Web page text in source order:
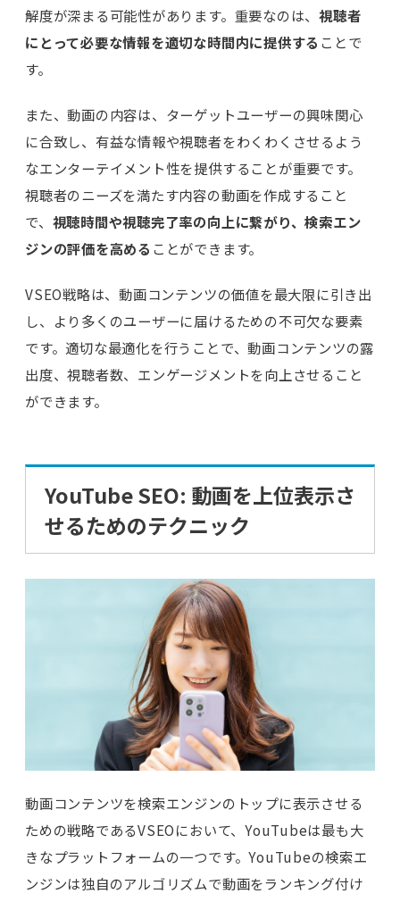
解度が深まる可能性があります。重要なのは、視聴者
にとって必要な情報を適切な時間内に提供する ことで
す。
また、動画の内容は、ターゲットユーザーの興味関心
に合致し、有益な情報や視聴者をわくわくさせるよう
なエンターテイメント性を提供することが重要です。
視聴者のニーズを満たす内容の動画を作成すること
で、 視聴時間や視聴完了率の向上に繋がり、検索エン
ジンの評価を高める ことができます。
VSEO戦略は、動画コンテンツの価値を最大限に引き出
し、より多くのユーザーに届けるための不可欠な要素
です。適切な最適化を行うことで、動画コンテンツの露
出度、視聴者数、エンゲージメントを向上させること
ができます。
YouTube SEO: 動画を上位表示さ
せるためのテクニック
動画コンテンツを検索エンジンのトップに表示させる
ための戦略であるVSEOにおいて、YouTubeは最も大
きなプラットフォームの一つです。YouTubeの検索エ
ンジンは独自のアルゴリズムで動画をランキング付け